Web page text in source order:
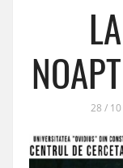
28 /